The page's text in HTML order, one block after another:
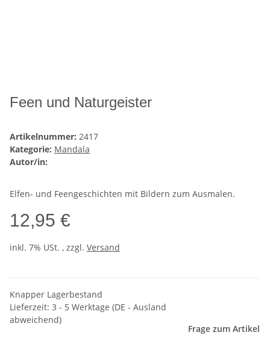
Feen und Naturgeister
Artikelnummer: 2417
Kategorie: Mandala
Autor/in:
Elfen- und Feengeschichten mit Bildern zum Ausmalen.
12,95 €
inkl. 7% USt. , zzgl. Versand
Knapper Lagerbestand
Lieferzeit: 3 - 5 Werktage (DE - Ausland
abweichend)
Frage zum Artikel